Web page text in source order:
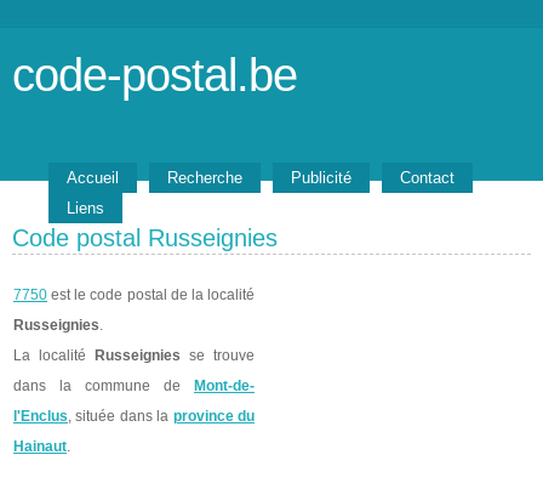
code-postal.be
Accueil Recherche Publicité
Contact
Liens
Code postal Russeignies
7750 est le code postal de la localité
Russeignies.
La localité
Russeignies se trouve
dans la commune de
Mont-de-
l'Enclus, située dans la province du
Hainaut.